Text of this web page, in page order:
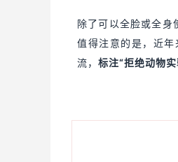
除了可以全脸或全身
值得注意的是，近
流， 标注“拒绝动物实